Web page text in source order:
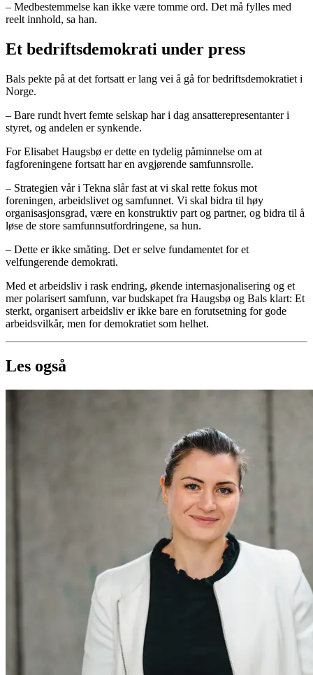
– Medbestemmelse kan ikke være tomme ord. Det må fylles med
reelt innhold, sa han.
Et bedriftsdemokrati under press
Bals pekte på at det fortsatt er lang vei å gå for bedriftsdemokratiet i
Norge.
– Bare rundt hvert femte selskap har i dag ansatterepresentanter i
styret, og andelen er synkende.
For Elisabet Haugsbø er dette en tydelig påminnelse om at
fagforeningene fortsatt har en avgjørende samfunnsrolle.
– Strategien vår i Tekna slår fast at vi skal rette fokus mot
foreningen, arbeidslivet og samfunnet. Vi skal bidra til høy
organisasjonsgrad, være en konstruktiv part og partner, og bidra til å
løse de store samfunnsutfordringene, sa hun.
– Dette er ikke småting. Det er selve fundamentet for et
velfungerende demokrati.
Med et arbeidsliv i rask endring, økende internasjonalisering og et
mer polarisert samfunn, var budskapet fra Haugsbø og Bals klart: Et
sterkt, organisert arbeidsliv er ikke bare en forutsetning for gode
arbeidsvilkår, men for demokratiet som helhet.
Les også